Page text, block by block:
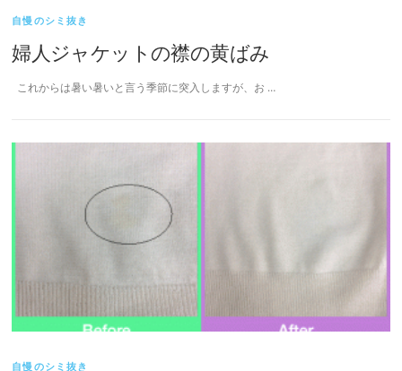
自慢のシミ抜き
婦人ジャケットの襟の黄ばみ
これからは暑い暑いと言う季節に突入しますが、お …
自慢のシミ抜き